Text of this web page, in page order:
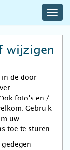
wijzigen
in de door
foto’s en /
Gebruik
uw
toe te sturen.